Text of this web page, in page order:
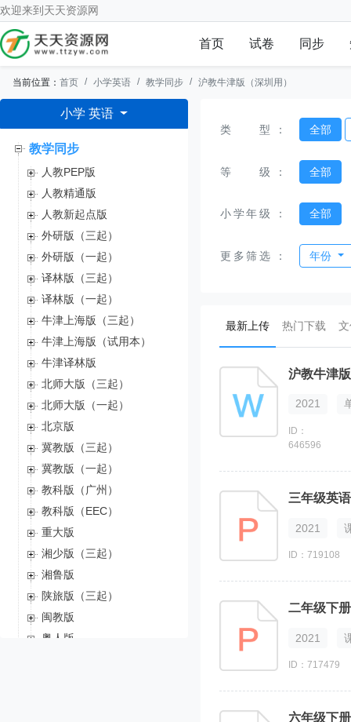
欢迎来到 天天资源网
首页 试卷 同步
当前位置： 首页 小学英语 教学同步 沪教牛津版（深圳用）
小学 英语
教学同步
人教PEP版
人教精通版
人教新起点版
外研版（三起）
外研版（一起）
译林版（三起）
译林版（一起）
牛津上海版（三起）
牛津上海版（试用本）
牛津译林版
北师大版（三起）
北师大版（一起）
北京版
冀教版（三起）
冀教版（一起）
教科版（广州）
教科版（EEC）
重大版
湘少版（三起）
湘鲁版
陕旅版（三起）
闽教版
粤人版
类型 ： 全部
等级 ： 全部
小学年级 ： 全部
更多筛选 ： 年份
最新上传(current)
热门下载
沪教牛津
2021
ID：
646596
三年级英
2021
ID：719108
二年级下
2021
ID：717479